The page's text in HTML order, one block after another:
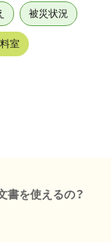
被災状況
室
書を使えるの？